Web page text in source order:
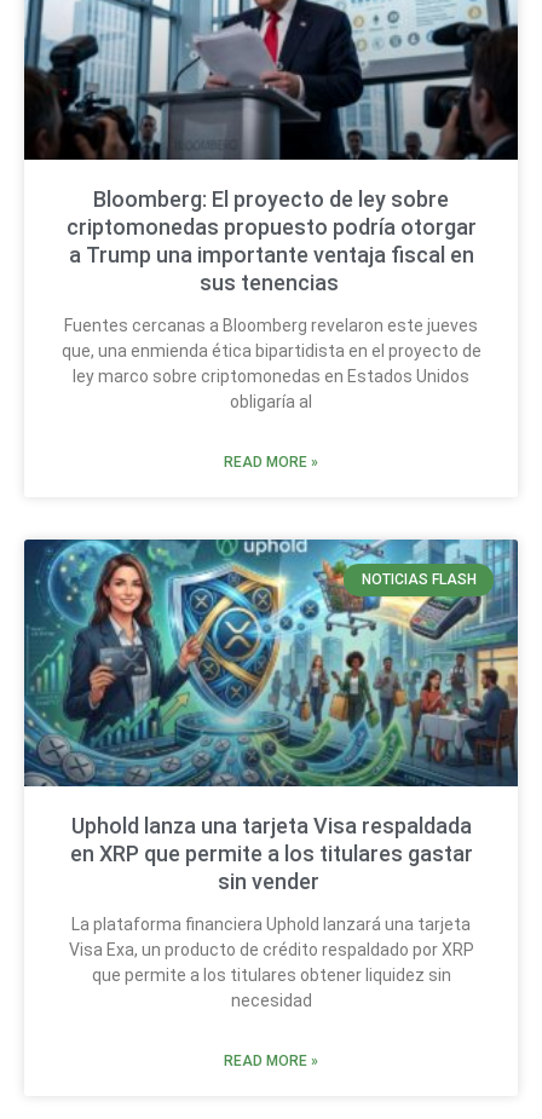
Bloomberg: El proyecto de ley sobre
criptomonedas propuesto podría otorgar
a Trump una importante ventaja fiscal en
sus tenencias
Fuentes cercanas a Bloomberg revelaron este jueves
que, una enmienda ética bipartidista en el proyecto de
ley marco sobre criptomonedas en Estados Unidos
obligaría al
READ MORE »
NOTICIAS FLASH
Uphold lanza una tarjeta Visa respaldada
en XRP que permite a los titulares gastar
sin vender
La plataforma financiera Uphold lanzará una tarjeta
Visa Exa, un producto de crédito respaldado por XRP
que permite a los titulares obtener liquidez sin
necesidad
READ MORE »